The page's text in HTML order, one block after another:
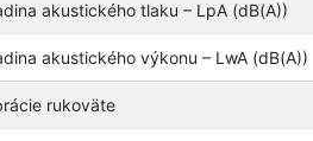
akustického tlaku – LpA (dB(A))
akustického výkonu – LwA (dB(A))
rukoväte